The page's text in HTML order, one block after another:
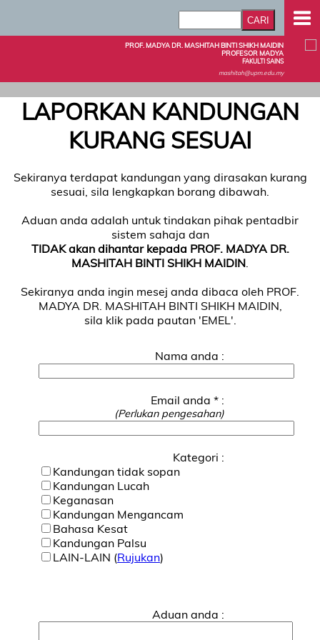
PROF. MADYA DR. MASHITAH BINTI SHIKH MAIDIN
PROFESOR MADYA
FAKULTI SAINS
mashitah@upm.edu.my
LAPORKAN KANDUNGAN
KURANG SESUAI
Sekiranya terdapat kandungan yang dirasakan kurang
sesuai, sila lengkapkan borang dibawah.
Aduan anda adalah untuk tindakan pihak pentadbir
sistem sahaja dan
TIDAK akan dihantar kepada PROF. MADYA DR.
MASHITAH BINTI SHIKH MAIDIN
Sekiranya anda ingin mesej anda dibaca oleh PROF.
MADYA DR. MASHITAH BINTI SHIKH MAIDIN,
sila klik pada pautan 'EMEL'.
Nama anda :
Email anda * :
(Perlukan pengesahan)
Kategori :
Kandungan tidak sopan
Kandungan Lucah
Keganasan
Kandungan Mengancam
Bahasa Kesat
Kandungan Palsu
LAIN-LAIN (Rujukan)
Aduan anda :